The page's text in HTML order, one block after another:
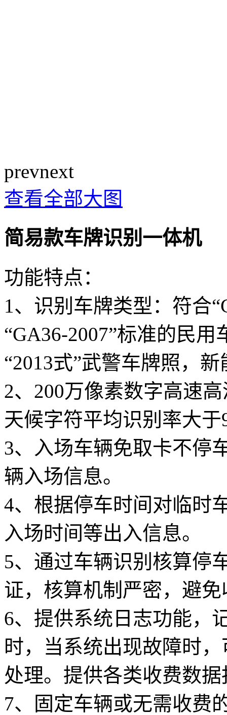
prevnext
查看全部大图
简易款车牌识别一体机
功能特点：
1、识别车牌类型：符合
“GA36-2007”标准的民
“2013式”武警车牌照，
2、200万像素数字高速
天候字符平均识别率大于
3、入场车辆免取卡不停
辆入场信息。
4、根据停车时间对临时
入场时间等出入信息。
5、通过车辆识别核算停
证，核算机制严密，避
6、提供系统日志功能，
时，当系统出现故障时
处理。提供各类收费数
7、固定车辆或无需收费